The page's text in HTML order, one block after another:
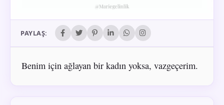
PAYLAŞ:
Benim için ağlayan bir kadın yoksa, vazgeçerim.